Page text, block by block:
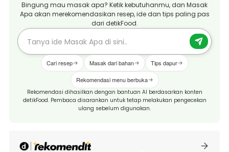
Bingung mau masak apa? Ketik kebutuhanmu, dan Masak
Apa akan merekomendasikan resep, ide dan tips paling pas
dari detikFood.
Cari resep Masak dari bahan Tips dapur
Rekomendasi menu berbuka
Rekomendasi dihasilkan dengan bantuan AI berdasarkan konten
detikFood. Pembaca disarankan untuk tetap melakukan pengecekan
ulang sebelum digunakan.